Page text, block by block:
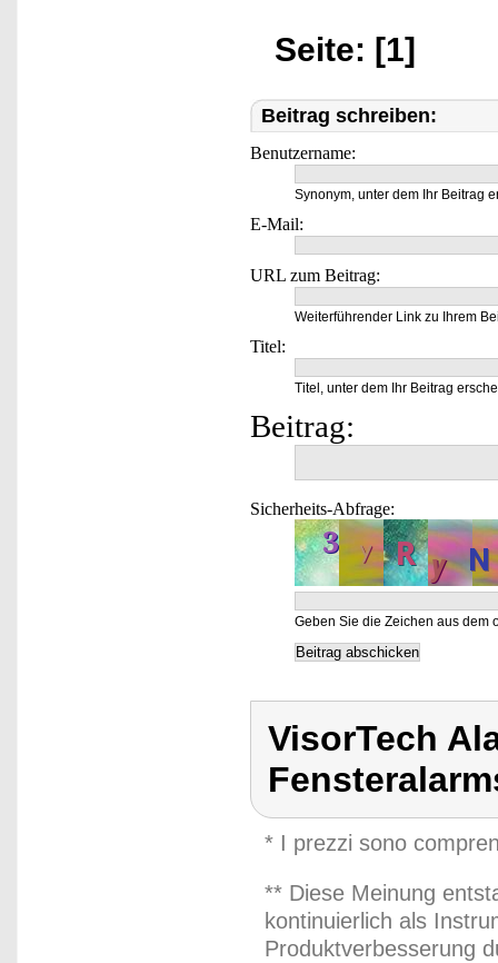
Seite: [1]
Beitrag schreiben:
Benutzername:
Synonym, unter dem Ihr Beitrag
E-Mail:
URL zum Beitrag:
Weiterführender Link zu Ihrem
Titel:
Titel, unter dem Ihr Beitrag
Beitrag:
Sicherheits-Abfrage:
Geben Sie die Zeichen aus dem
VisorTech
* I prezzi sono
** Diese Meinung
kontinuierlich als
Produktverbesserung